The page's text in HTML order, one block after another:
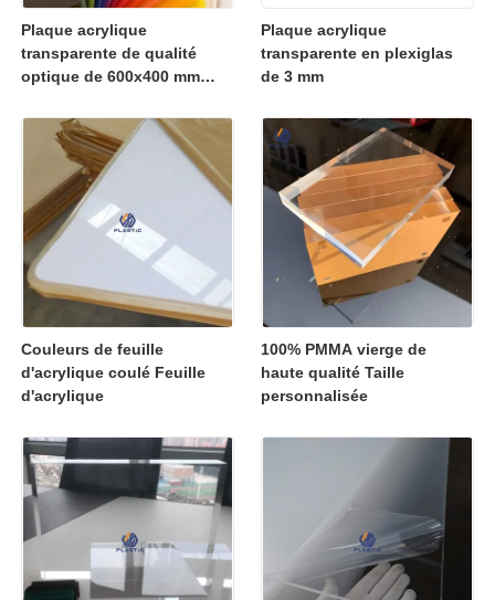
Plaque acrylique
transparente de qualité
optique de 600x400 mm
coulées pour affichage au
détail
Plaque acrylique
transparente en plexiglas
de 3 mm
Couleurs de feuille
d'acrylique coulé Feuille
d'acrylique
100% PMMA vierge de
haute qualité Taille
personnalisée